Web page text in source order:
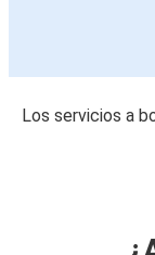
Los servicios a